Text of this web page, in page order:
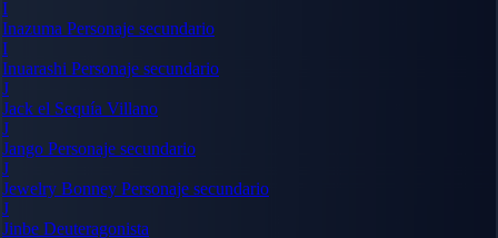
I
Inazuma Personaje secundario
I
Inuarashi Personaje secundario
J
Jack el Sequía Villano
J
Jango Personaje secundario
J
Jewelry Bonney Personaje secundario
J
Jinbe Deuteragonista